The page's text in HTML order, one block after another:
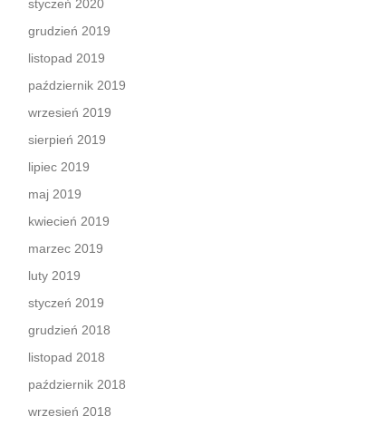
styczeń 2020
grudzień 2019
listopad 2019
październik 2019
wrzesień 2019
sierpień 2019
lipiec 2019
maj 2019
kwiecień 2019
marzec 2019
luty 2019
styczeń 2019
grudzień 2018
listopad 2018
październik 2018
wrzesień 2018